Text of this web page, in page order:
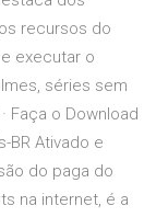
recursos do
executar o
séries sem
Faça o Download
BR Ativado e
do paga do
na internet, é a